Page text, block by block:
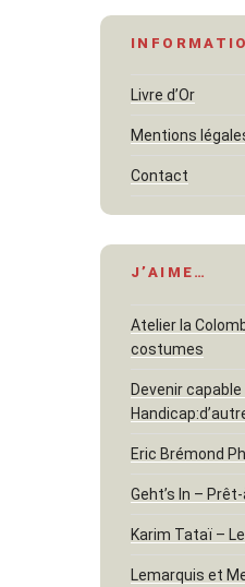
Livre d’Or
Mentions
Contact
J’AIME…
Atelier la
costumes
Devenir
Eric Brémond
Geht’s In –
Karim Tataï –
Lemarquis et